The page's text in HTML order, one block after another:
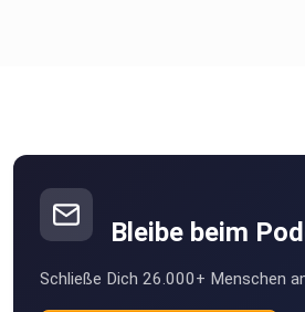
Bleibe beim
Schließe Dich 26.000+ Menschen